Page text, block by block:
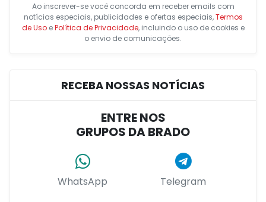
Ao inscrever-se você concorda em receber emails com
notícias especiais, publicidades e ofertas especiais,Termos
de UsoePolítica de Privacidade, incluindo o uso de cookies e
o envio de comunicações.
RECEBA NOSSAS NOTÍCIAS
ENTRE NOS
GRUPOS DA BRADO
WhatsApp Telegram